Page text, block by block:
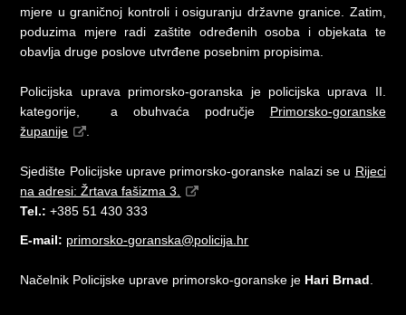
mjere u graničnoj kontroli i osiguranju državne granice. Zatim,
poduzima mjere radi zaštite određenih osoba i objekata te
obavlja druge poslove utvrđene posebnim propisima.
Policijska uprava primorsko-goranska je policijska uprava II.
kategorije, a obuhvaća područje Primorsko-goranske
županije
Sjedište Policijske uprave primorsko-goranske nalazi se u Rijeci
na adresi: Žrtava fašizma 3.
Tel.:+385 51 430 333
E-mail: primorsko-goranska@policija.hr
Načelnik Policijske uprave primorsko-goranske je Hari Brnad